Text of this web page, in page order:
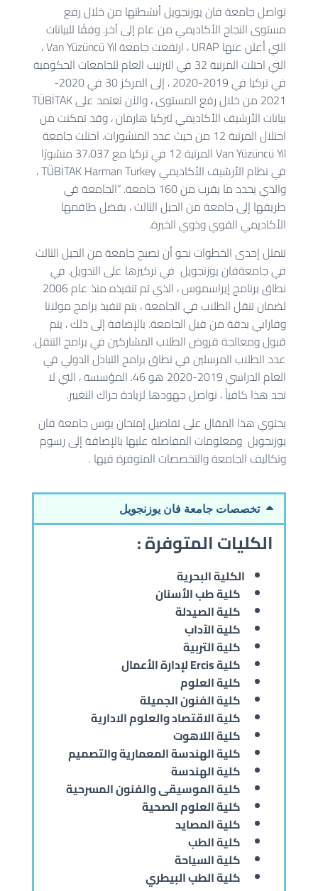
تواصل جامعة فان يوزنجويل أنشطتها من خلال رفع
مستوى النجاح الأكاديمي من عام إلى آخر. وفقًا للبيانات
التي أعلن عنها URAP ، ارتفعت جامعة Van Yüzüncü Yıl ،
التي احتلت المرتبة 32 في الترتيب العام للجامعات الحكومية
في تركيا في 2019-2020 ، إلى المركز 30 في 2020-
2021 من خلال رفع المستوى ، والآن تعتمد على TÜBİTAK
بيانات الأرشيف الأكاديمي لتركيا هارمان ، وقد تمكنت من
احتلال المرتبة 12 من حيث عدد المنشورات. احتلت جامعة
Van Yüzüncü Yıl المرتبة 12 في تركيا مع 37،037 منشورًا
في نظام الأرشيف الأكاديمي TÜBİTAK Harman Turkey ،
والذي يحدد ما يقرب من 160 جامعة. “الجامعة في
طريقها إلى جامعة من الجيل الثالث ، بفضل طاقمها
الأكاديمي القوي وذوي الخبرة.
تتمثل إحدى الخطوات نحو أن تصبح جامعة من الجيل الثالث
في جامعةفان يوزنجويل في تركيزها على التدويل. في
نطاق برنامج إيراسموس ، الذي تم تنفيذه منذ عام 2006
لضمان تنقل الطلاب في الجامعة ، يتم تنفيذ برامج مولانا
وفارابي بدقة من قبل الجامعة. بالإضافة إلى ذلك ، يتم
قبول ومعالجة قروض الطلاب المشاركين في برامج التنقل.
عدد الطلاب المرسلين في نطاق برامج التبادل الدولي في
العام الدراسي 2019-2020 هو 46. المؤسسة ، التي لا
تجد هذا كافياً ، تواصل جهودها لزيادة حراك التغيير.
يحتوي هذا المقال على تفاصيل إمتحان يوس جامعةفان
يوزنجويل ومعلومات المفاضلة عليها بالإضافة إلى رسوم
وتكاليف الجامعة والتخصصات المتوفرة فيها .
تخصصات جامعة فان يوزنجويل
الكليات المتوفرة :
الكلية البحرية
كلية طب الأسنان
كلية الصيدلة
كلية الآداب
كلية التربية
كلية Ercis لإدارة الأعمال
كلية العلوم
كلية الفنون الجميلة
كلية الاقتصاد والعلوم الادارية
كلية اللاهوت
كلية الهندسة المعمارية والتصميم
كلية الهندسة
كلية الموسيقى والفنون المسرحية
كلية العلوم الصحية
كلية المصايد
كلية الطب
كلية السياحة
كلية الطب البيطري